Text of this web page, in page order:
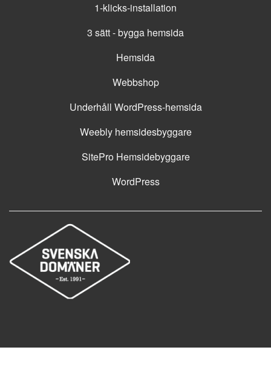
1-klicks-installation
3 sätt - bygga hemsida
Hemsida
Webbshop
Underhåll WordPress-hemsida
Weebly hemsidesbyggare
SitePro Hemsidebyggare
WordPress